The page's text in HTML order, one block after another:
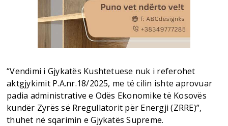
“Vendimi i Gjykatës Kushtetuese nuk i referohet
aktgjykimit P.A.nr.18/2025, me të cilin ishte aprovuar
padia administrative e Odës Ekonomike të Kosovës
kundër Zyrës së Rregullatorit për Energji (ZRRE)”,
thuhet në sqarimin e Gjykatës Supreme.